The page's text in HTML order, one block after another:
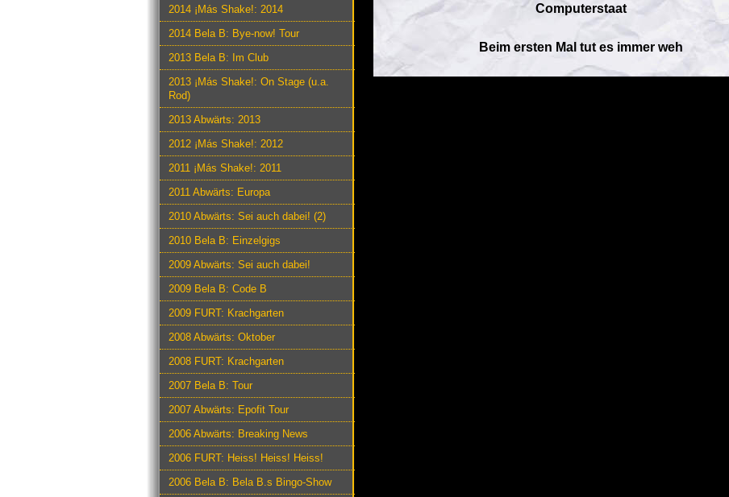
2014 ¡Más Shake!: 2014
2014 Bela B: Bye-now! Tour
2013 Bela B: Im Club
2013 ¡Más Shake!: On Stage (u.a.
Rod)
2013 Abwärts: 2013
2012 ¡Más Shake!: 2012
2011 ¡Más Shake!: 2011
2011 Abwärts: Europa
2010 Abwärts: Sei auch dabei! (2)
2010 Bela B: Einzelgigs
2009 Abwärts: Sei auch dabei!
2009 Bela B: Code B
2009 FURT: Krachgarten
2008 Abwärts: Oktober
2008 FURT: Krachgarten
2007 Bela B: Tour
2007 Abwärts: Epofit Tour
2006 Abwärts: Breaking News
2006 FURT: Heiss! Heiss! Heiss!
2006 Bela B: Bela B.s Bingo-Show
Computerstaat
Beim ersten Mal tut es immer weh